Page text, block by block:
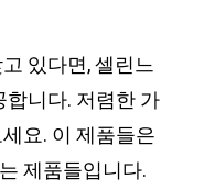
있다면, 셀린느
니다. 저렴한 가
요. 이 제품들은
제품들입니다.